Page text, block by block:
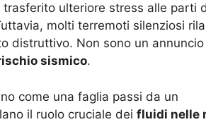
ulteriore stress alle parti
molti terremoti silenziosi
distruttivo. Non sono un
sismico.
come una faglia passi da un
il ruolo cruciale dei fluidi nelle